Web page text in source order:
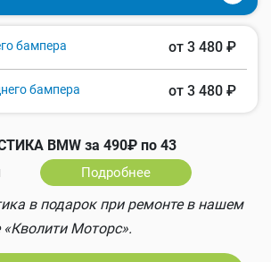
бампера от 3 480 ₽
бампера от 3 480 ₽
BMW за 490₽ по 43
Подробнее
в подарок при ремонте в нашем
«Кволити Моторс».